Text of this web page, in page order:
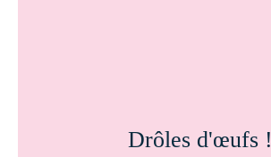
Drôles d'œufs !